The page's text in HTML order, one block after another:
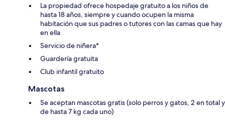
La propiedad ofrece hospedaje gratuito a los niños de
hasta 18 años, siempre y cuando ocupen la misma
habitación que sus padres o tutores con las camas que hay
en ella
Servicio de niñera*
Guardería gratuita
Club infantil gratuito
Mascotas
Se aceptan mascotas gratis (solo perros y gatos, 2 en total y
de hasta 7 kg cada uno)